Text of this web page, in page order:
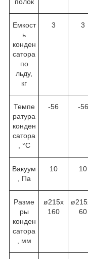
Емкост
ь
конден
сатора
по
льду,
кг
3 3
Темпе
ратура
конден
сатора
, °C
-56 -56
Вакуум
, Па
10 10
Разме
ры
конден
сатора
, мм
ø215х
160
60